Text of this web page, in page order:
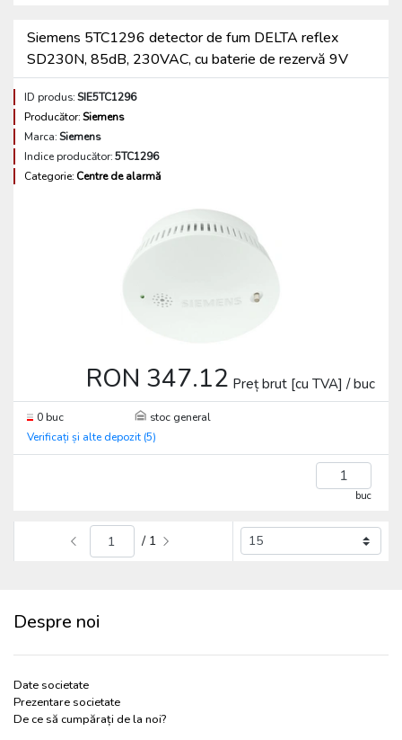
Siemens 5TC1296 detector de fum DELTA reflex
SD230N, 85dB, 230VAC, cu baterie de rezervă 9V
ID produs:SIE5TC1296
Producător:Siemens
Marca:Siemens
Indice producător:5TC1296
Categorie: Centre de alarmă
RON 347.12 Preț brut [cu TVA] / buc
0 buc
stoc general
Verificați și alte depozit (5)
buc
/ 1
Despre noi
Date societate
Prezentare societate
De ce să cumpărați de la noi?